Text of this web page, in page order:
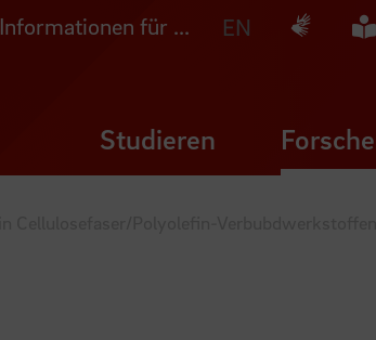
Informationen für ... EN
Studieren